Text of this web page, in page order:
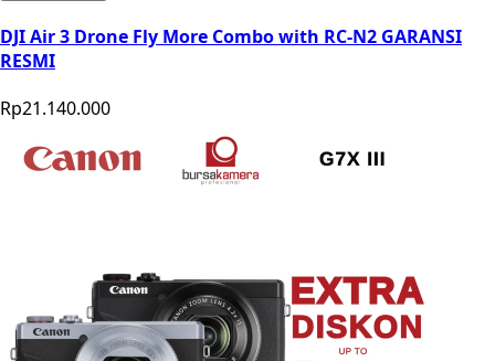
DJI Air 3 Drone Fly More Combo with RC-N2 GARANSI
RESMI
Rp21.140.000